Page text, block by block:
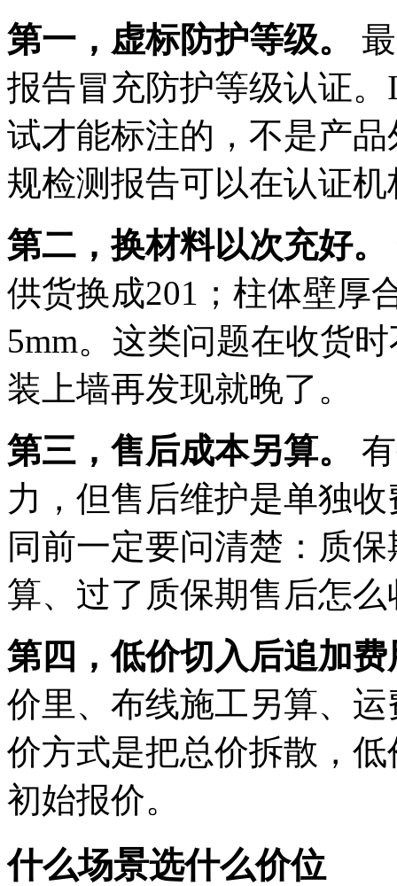
第一，虚标防护等级。
报告冒充防护等级认证
试才能标注的，不是产
规检测报告可以在认证
第二，换材料以次充好。
供货换成201；柱体壁厚
5mm。这类问题在收货
装上墙再发现就晚了。
第三，售后成本另算。
力，但售后维护是单独
同前一定要问清楚：质
算、过了质保期售后怎么
第四，低价切入后追加费
价里、布线施工另算、
价方式是把总价拆散，
初始报价。
什么场景选什么价位